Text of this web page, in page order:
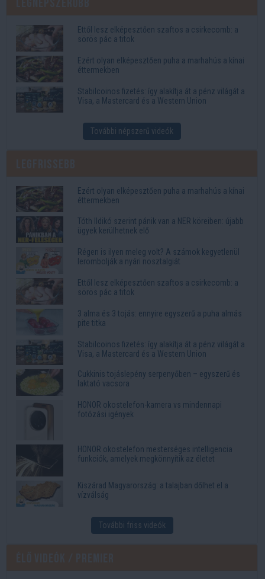
Ettől lesz elképesztően szaftos a csirkecomb: a
sörös pác a titok
Ezért olyan elképesztően puha a marhahús a kínai
éttermekben
Stabilcoinos fizetés: így alakítja át a pénz világát a
Visa, a Mastercard és a Western Union
További népszerű videók
Ezért olyan elképesztően puha a marhahús a kínai
éttermekben
Tóth Ildikó szerint pánik van a NER köreiben: újabb
ügyek kerülhetnek elő
Régen is ilyen meleg volt? A számok kegyetlenül
lerombolják a nyári nosztalgiát
Ettől lesz elképesztően szaftos a csirkecomb: a
sörös pác a titok
3 alma és 3 tojás: ennyire egyszerű a puha almás
pite titka
Stabilcoinos fizetés: így alakítja át a pénz világát a
Visa, a Mastercard és a Western Union
Cukkinis tojáslepény serpenyőben – egyszerű és
laktató vacsora
HONOR okostelefon-kamera vs mindennapi
fotózási igények
HONOR okostelefon mesterséges intelligencia
funkciók, amelyek megkönnyítik az életet
Kiszárad Magyarország: a talajban dőlhet el a
vízválság
További friss videók